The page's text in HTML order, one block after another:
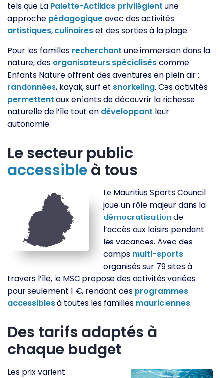
tels que La Palette-Actikids privilégient une
approche pédagogiqueavec des activités
artistiques, culinaireset des sorties à la plage.
Pour les familles recherchant une immersion dans la
nature, des organisateurs spécialiséscomme
Enfants Nature offrent des aventures en plein air :
randonnées, kayak, surf et snorkeling. Ces activités
permettent aux enfants de découvrir la richesse
naturelle de l’île tout en développant leur
autonomie.
Le secteur public
accessibleà tous
Le Mauritius Sports Council
joue un rôle majeur dans la
démocratisationde
l’accès aux loisirs pendant
les vacances. Avec des
camps multi-sports
organisés sur 79 sites à
travers l’île, le MSC propose des activités variées
pour seulement 1 €, rendant ces programmes
accessiblesà toutes les familles mauriciennes.
Des tarifs adaptés à
chaque budget
Les prix varient